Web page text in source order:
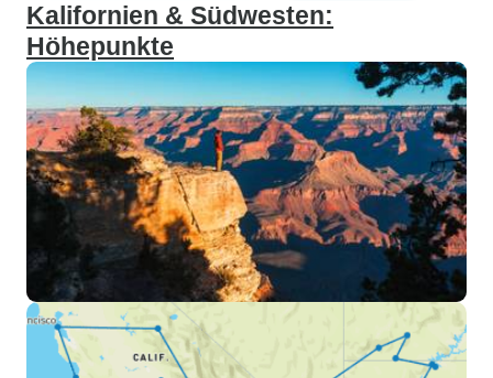
Kalifornien & Südwesten:
Höhepunkte